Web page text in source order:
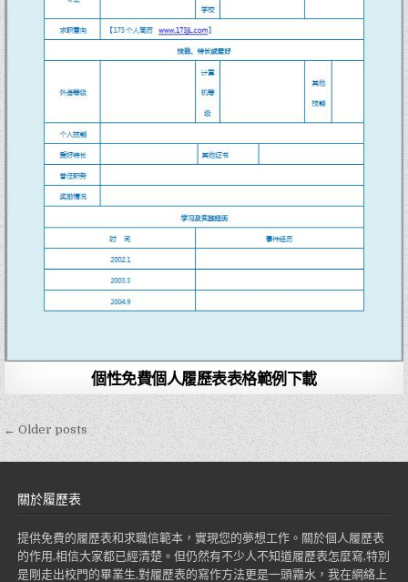
個性免費個人履歷表表格範例下載
文
導
覽
← Older posts
關於履歷表
提供免費的履歷表和求職信範本，實現您的夢想工作。關於個人履歷表
的作用,相信大家都已經清楚。但仍然有不少人不知道履歷表怎麼寫,特別
是剛走出校門的畢業生,對履歷表的寫作方法更是一頭霧水，我在網絡上